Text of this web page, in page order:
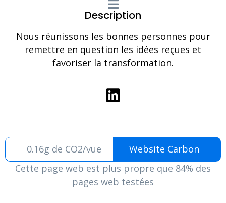
Description
Nous réunissons les bonnes personnes pour
remettre en question les idées reçues et
favoriser la transformation.
0.16g de CO2/vue
Website Carbon
Cette page web est plus propre que 84% des
pages web testées